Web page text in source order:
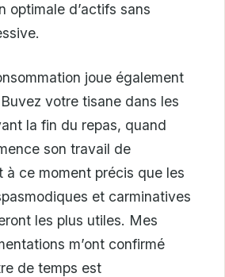
optimale d’actifs sans
joue également
votre tisane dans les
la fin du repas, quand
son travail de
à ce moment précis que les
et carminatives
les plus utiles. Mes
m’ont confirmé
de temps est